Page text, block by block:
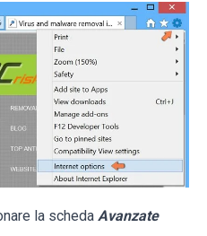
la scheda Avanzate